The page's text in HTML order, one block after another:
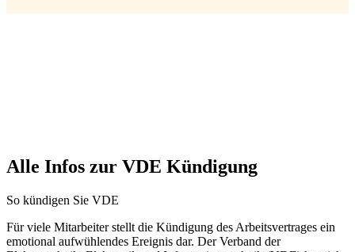
Alle Infos zur VDE Kündigung
So kündigen Sie VDE
Für viele Mitarbeiter stellt die Kündigung des Arbeitsvertrages ein
emotional aufwühlendes Ereignis dar. Der Verband der